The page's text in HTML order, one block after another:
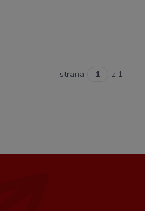
strana z 1